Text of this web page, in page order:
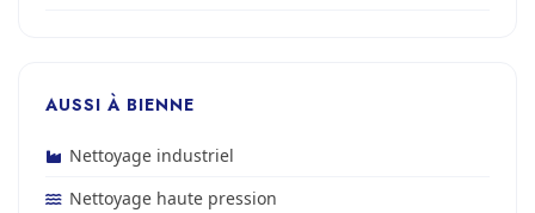
AUSSI À BIENNE
Nettoyage industriel
Nettoyage haute pression